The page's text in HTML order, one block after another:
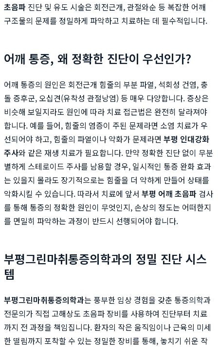
초음파 진단 및 유도 시술은 회전근개, 관절와순 등 복잡한 어깨
구조물의 문제를 정밀하게 파악하고 치료하는 데 필수적입니다.
어깨 통증, 왜 정확한 진단이 우선인가?
어깨 통증의 원인은 회전근개 힘줄의 부분 파열, 석회성 건염, 충
돌 증후군, 오십견(유착성 관절낭염) 등 매우 다양합니다. 증상은
비슷해 보일지라도 원인에 따라 치료 접근법은 완전히 달라져야
합니다. 예를 들어, 힘줄의 염증이 주된 문제라면 소염 치료가 우
선되어야 하고, 힘줄의 파열이나 약화가 문제라면 부평 인대강화
주사와 같은 재생 치료가 필요합니다. 만약 정확한 진단 없이 무분
별하게 스테로이드 주사를 남용할 경우, 일시적인 통증 완화 효과
는 있을지 몰라도 장기적으로는 힘줄을 더 약하게 만들어 상태를
악화시킬 수 있습니다. 따라서 치료에 앞서 부평 어깨 초음파 검사
를 통해 통증의 정확한 원인이 무엇인지, 손상의 정도는 어떠한지
를 면밀히 파악하는 과정이 반드시 선행되어야 합니다.
부평그린마취통증의학과의 정밀 진단 시스
템
부평그린마취통증의학과는 풍부한 임상 경험을 갖춘 통증의학과
전문의가 직접 고해상도 초음파 장비를 사용하여 진단부터 치료
까지 전 과정을 책임집니다. 환자의 작은 움직임이나 근육의 미세
한 떨림까지 포착할 수 있는 정밀한 장비를 통해, 놓치기 쉬운 작